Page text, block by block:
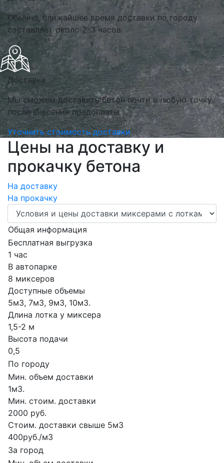
Обычно, ближайшее время доставки по городу
составляет около 2-3 часов
Доставка
Мы сможем доставить бетон почти в любую точку
после внесения предоплаты
Уточнить стоимость доставки
Цены на доставку и
прокачку бетона
На доставку
На прокачку
Общая информация
Бесплатная выгрузка
1 час
В автопарке
8 миксеров
Доступные объемы
5м3, 7м3, 9м3, 10м3.
Длина лотка у миксера
1,5-2 м
Высота подачи
0,5
По городу
Мин. объем доставки
1м3.
Мин. стоим. доставки
2000 руб.
Стоим. доставки свыше 5м3
400руб./м3
За город